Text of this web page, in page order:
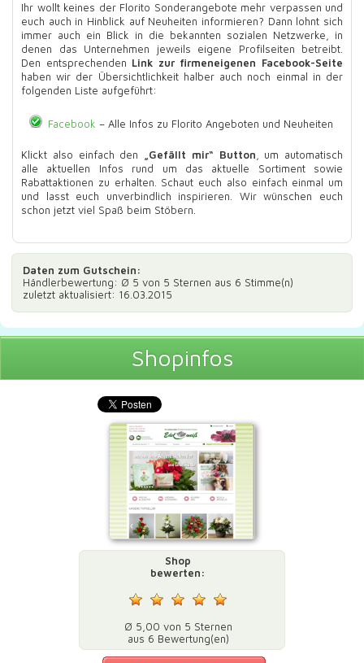
Ihr wollt keines der Florito Sonderangebote mehr verpassen und
euch auch in Hinblick auf Neuheiten informieren? Dann lohnt sich
immer auch ein Blick in die bekannten sozialen Netzwerke, in
denen das Unternehmen jeweils eigene Profilseiten betreibt.
Den entsprechenden Link zur firmeneigenen Facebook-Seite
haben wir der Übersichtlichkeit halber auch noch einmal in der
folgenden Liste aufgeführt:
Facebook – Alle Infos zu Florito Angeboten und Neuheiten
Klickt also einfach den „Gefällt mir“ Button , um automatisch
alle aktuellen Infos rund um das aktuelle Sortiment sowie
Rabattaktionen zu erhalten. Schaut euch also einfach einmal um
und lasst euch unverbindlich inspirieren. Wir wünschen euch
schon jetzt viel Spaß beim Stöbern.
Daten zum Gutschein:
Händlerbewertung: Ø 5 von 5 Sternen aus 6 Stimme(n)
zuletzt aktualisiert: 16.03.2015
Shopinfos
Shop
bewerten:
Ø 5,00 von 5 Sternen
aus 6 Bewertung(en)